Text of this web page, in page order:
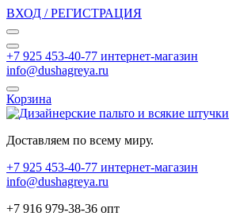
ВХОД / РЕГИСТРАЦИЯ
+7 925 453-40-77 интернет-магазин
info@dushagreya.ru
Корзина
Доставляем по всему миру.
+7 925 453-40-77 интернет-магазин
info@dushagreya.ru
+7 916 979-38-36 опт